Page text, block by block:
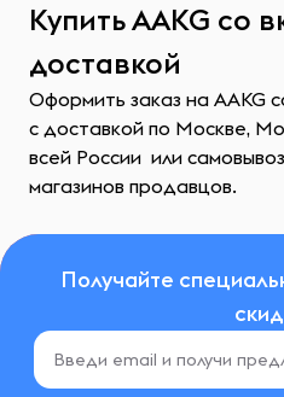
Купить AAKG со
доставкой
Оформить заказ на AAKG
с доставкой по Москве,
всей России или
магазинов продавцов.
Получайте